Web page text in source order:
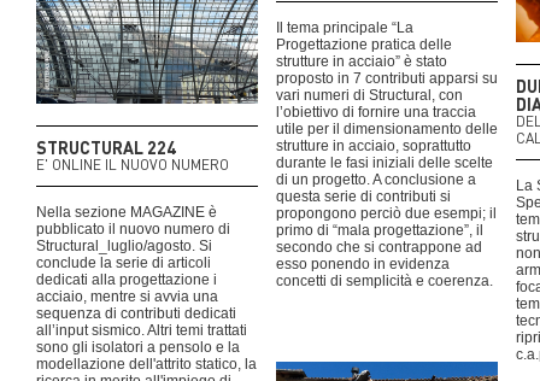
Il tema principale “La
Progettazione pratica delle
strutture in acciaio” è stato
proposto in 7 contributi apparsi su
vari numeri di Structural, con
l’obiettivo di fornire una traccia
utile per il dimensionamento delle
strutture in acciaio, soprattutto
durante le fasi iniziali delle scelte
di un progetto. A conclusione a
questa serie di contributi si
propongono perciò due esempi; il
primo di “mala progettazione”, il
secondo che si contrappone ad
esso ponendo in evidenza
concetti di semplicità e coerenza.
STRUCTURAL 224
E' ONLINE IL NUOVO NUMERO
Nella sezione MAGAZINE è
pubblicato il nuovo numero di
Structural_luglio/agosto. Si
conclude la serie di articoli
dedicati alla progettazione i
acciaio, mentre si avvia una
sequenza di contributi dedicati
all’input sismico. Altri temi trattati
sono gli isolatori a pensolo e la
modellazione dell'attrito statico, la
La